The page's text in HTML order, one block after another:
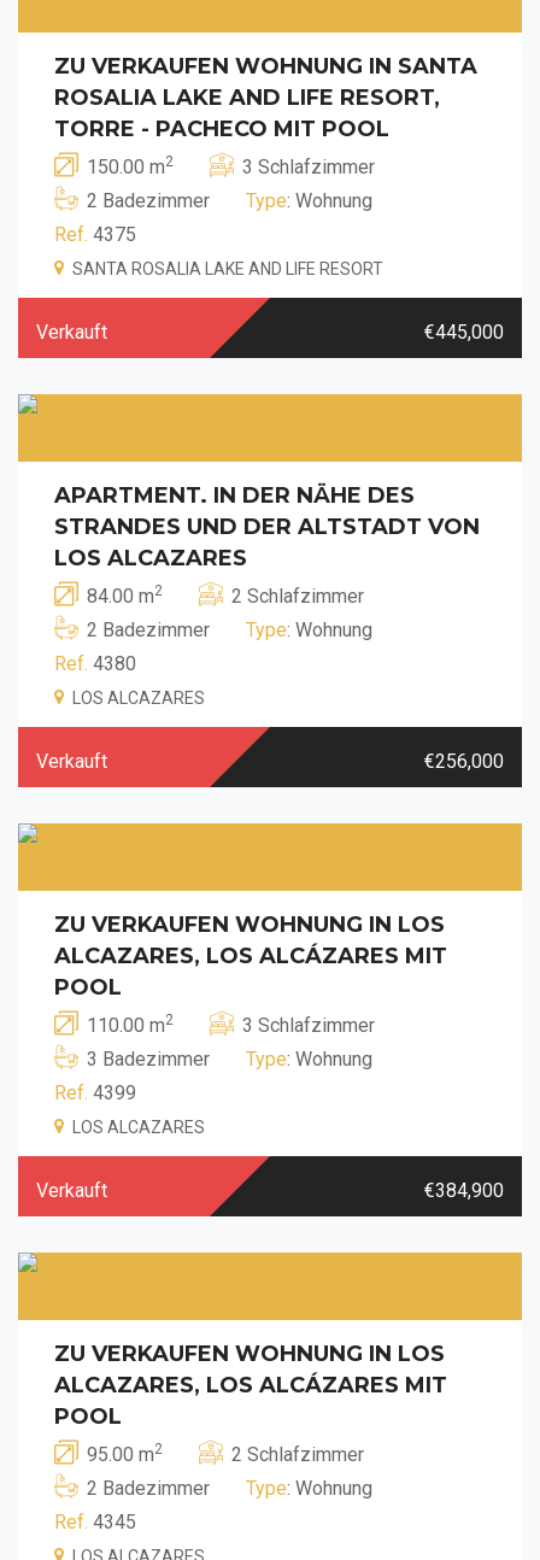
ZU VERKAUFEN WOHNUNG IN SANTA
ROSALIA LAKE AND LIFE RESORT,
TORRE - PACHECO MIT POOL
150.00 m2
3 Schlafzimmer
2 Badezimmer
Type: Wohnung
Ref. 4375
SANTA ROSALIA LAKE AND LIFE RESORT
Verkauft €445,000
APARTMENT. IN DER NÄHE DES
STRANDES UND DER ALTSTADT VON
LOS ALCAZARES
84.00 m2
2 Schlafzimmer
2 Badezimmer
Type: Wohnung
Ref. 4380
LOS ALCAZARES
Verkauft €256,000
ZU VERKAUFEN WOHNUNG IN LOS
ALCAZARES, LOS ALCÁZARES MIT
POOL
110.00 m2
3 Schlafzimmer
3 Badezimmer
Type: Wohnung
Ref. 4399
LOS ALCAZARES
Verkauft €384,900
ZU VERKAUFEN WOHNUNG IN LOS
ALCAZARES, LOS ALCÁZARES MIT
POOL
95.00 m2
2 Schlafzimmer
2 Badezimmer
Type: Wohnung
Ref. 4345
LOS ALCAZARES